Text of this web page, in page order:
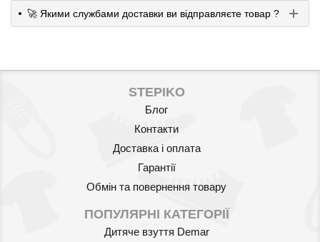
🚀 Якими службами доставки ви відправляєте товар ?
STEPIKO
Блог
Контакти
Доставка і оплата
Гарантії
Обмін та повернення товару
ПОПУЛЯРНІ КАТЕГОРІЇ
Дитяче взуття Demar